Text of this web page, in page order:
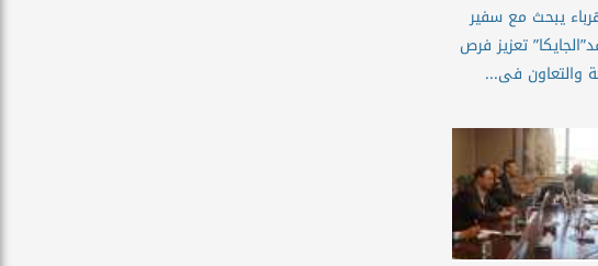
يبحث مع سفير
تعزيز فرص
والتعاون فى...